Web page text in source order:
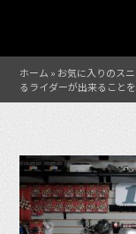
ホーム » お気に入りのス
るライダーが出来ること